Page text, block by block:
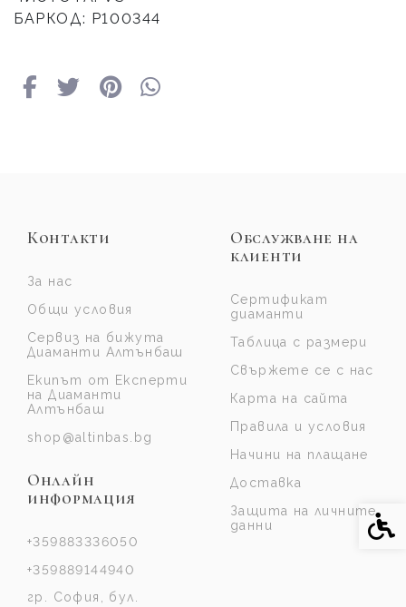
БАРКОД: Р100344
Контакти
За нас
Общи условия
Сервиз на бижута
Диаманти Алтънбаш
Екипът от Експерти
на Диаманти
Алтънбаш
shop@altinbas.bg
Онлайн
информация
+359883336050
+359889144940
гр. София, бул.
Обслужване на
клиенти
Сертификат
диаманти
Таблица с размери
Свържете се с нас
Карта на сайта
Правила и условия
Начини на плащане
Доставка
Защита на личните
данни